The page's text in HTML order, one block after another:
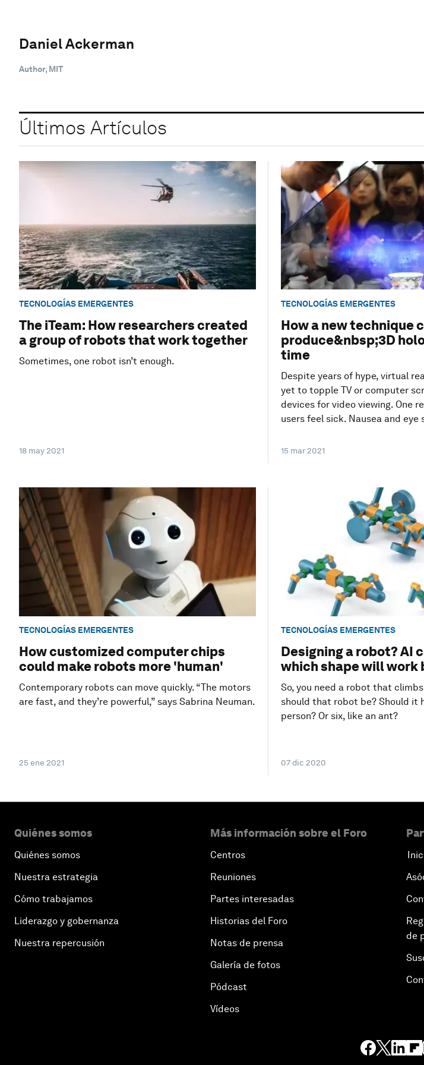
Daniel Ackerman
Author, MIT
Últimos Artículos
TECNOLOGÍAS EMERGENTES
The iTeam: How researchers created
a group of robots that work together
Sometimes, one robot isn’t enough.
18 may 2021
TECNOLOGÍAS EMERGENTES
How a new technique
produce&nbsp;3D
time
Despite years of hype, virtual
yet to topple TV or computer
devices for video viewing. One
users feel sick. Nausea and eye
15 mar 2021
TECNOLOGÍAS EMERGENTES
How customized computer chips
could make robots more 'human'
Contemporary robots can move quickly. “The motors
are fast, and they’re powerful,” says Sabrina Neuman.
25 ene 2021
TECNOLOGÍAS EMERGENTES
Designing a robot? AI
which shape will work
So, you need a robot that
should that robot be? Should it
person? Or six, like an ant?
07 dic 2020
Quiénes somos
Quiénes somos
Nuestra estrategia
Cómo trabajamos
Liderazgo y gobernanza
Nuestra repercusión
Más información sobre el Foro
Centros
Reuniones
Partes interesadas
Historias del Foro
Notas de prensa
Galería de fotos
Pódcast
Vídeos
de